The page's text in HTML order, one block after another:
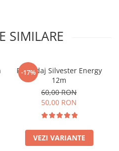
SIMILARE
-17%
Racordaj Silvester Energy
12m
60,00 RON
50,00 RON
VEZI VARIANTE